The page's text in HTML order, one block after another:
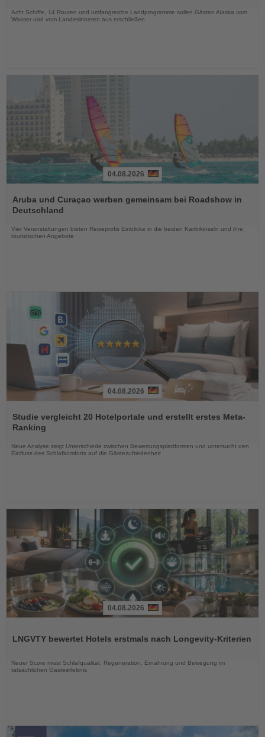
Acht Schiffe, 14 Routen und umfangreiche Landprogramme sollen Gästen Alaska vom
Wasser und vom Landesinneren aus erschließen
Sie
die
04.08.2026
Aruba und Curaçao werben gemeinsam bei Roadshow in
Deutschland
Vier Veranstaltungen bieten Reiseprofis Einblicke in die beiden Karibikinseln und ihre
touristischen Angebote
Sie
die
Nachrichten
04.08.2026
Studie vergleicht 20 Hotelportale und erstellt erstes Meta-
Ranking
Neue Analyse zeigt Unterschiede zwischen Bewertungsplattformen und untersucht den
Einfluss des Schlafkomforts auf die Gästezufriedenheit
die
04.08.2026
LNGVTY bewertet Hotels erstmals nach Longevity-Kriterien
Neuer Score misst Schlafqualität, Regeneration, Ernährung und Bewegung im
tatsächlichen Gästeerlebnis